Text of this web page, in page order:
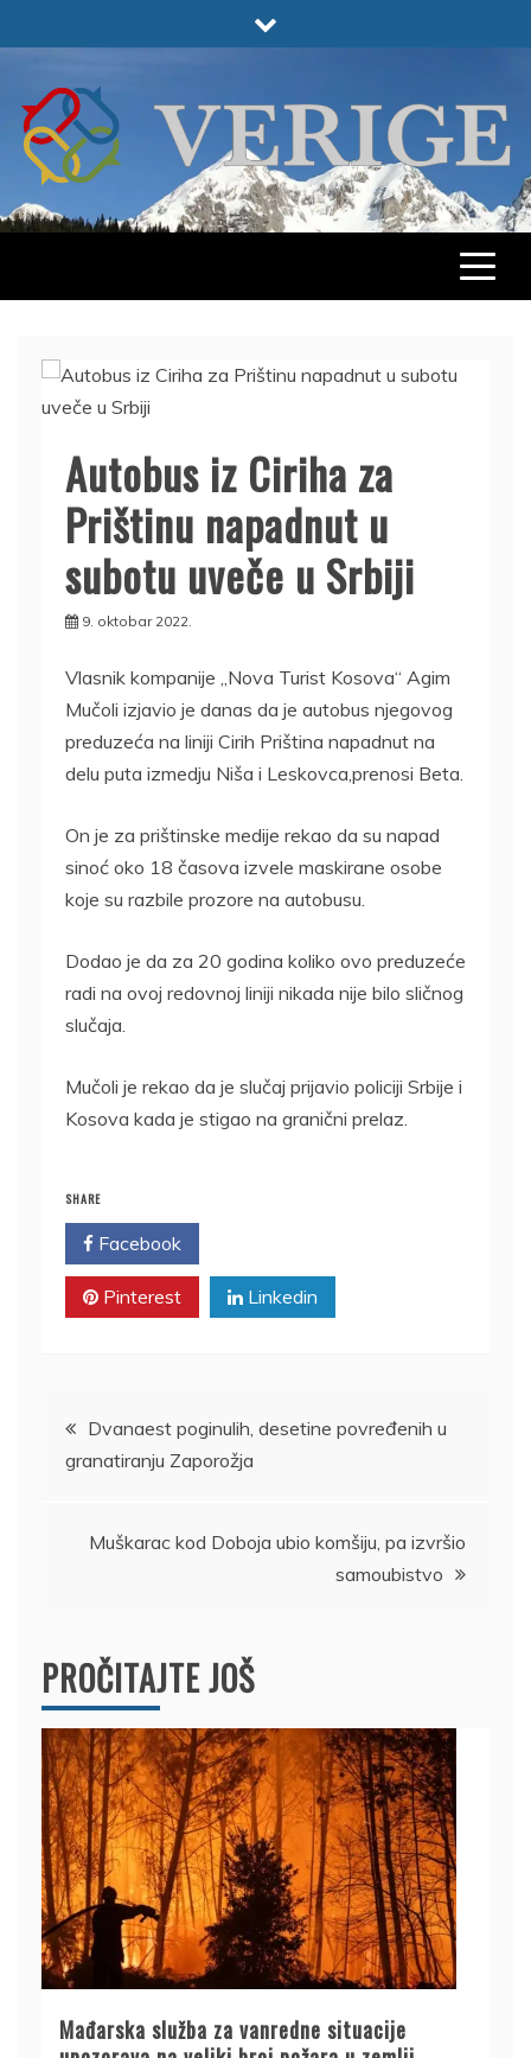
to
VERIGE
ODABRANO
Autobus iz Ciriha za
Prištinu napadnut u
subotu uveče u Srbiji
9. oktobar 2022.
Vlasnik kompanije „Nova Turist Kosova“ Agim
Mučoli izjavio je danas da je autobus njegovog
preduzeća na liniji Cirih Priština napadnut na
delu puta izmedju Niša i Leskovca,prenosi Beta.
On je za prištinske medije rekao da su napad
sinoć oko 18 časova izvele maskirane osobe
koje su razbile prozore na autobusu.
Dodao je da za 20 godina koliko ovo preduzeće
radi na ovoj redovnoj liniji nikada nije bilo sličnog
slučaja.
Mučoli je rekao da je slučaj prijavio policiji Srbije i
Kosova kada je stigao na granični prelaz.
SHARE
Facebook
Pinterest Linkedin
Kretanje
članka
Dvanaest poginulih, desetine povređenih u
granatiranju Zaporožja
Muškarac kod Doboja ubio komšiju, pa izvršio
samoubistvo
PROČITAJTE JOŠ
Mađarska služba za vanredne situacije